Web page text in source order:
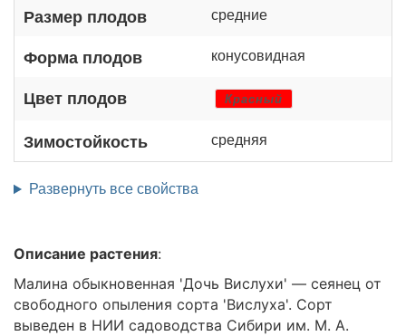
Размер плодов средние
Форма плодов конусовидная
Цвет плодов Красный
Зимостойкость средняя
Развернуть все свойства
Описание растения:
Малина обыкновенная 'Дочь Вислухи' — сеянец от
свободного опыления сорта 'Вислуха'. Сорт
выведен в НИИ садоводства Сибири им. М. А.